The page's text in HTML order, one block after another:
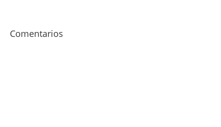
Comentarios